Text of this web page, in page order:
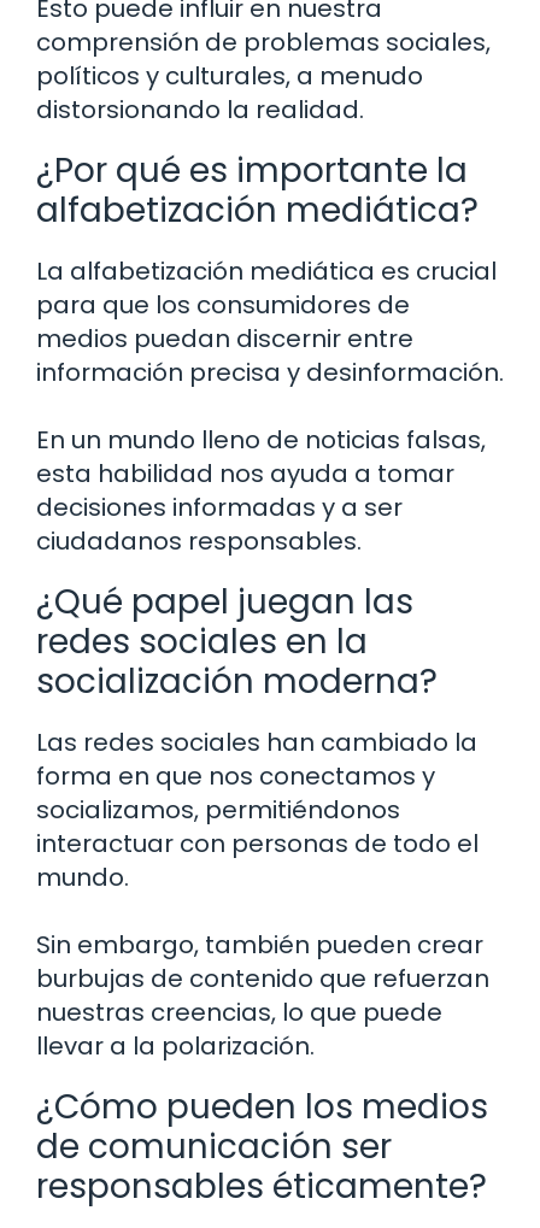
Esto puede influir en nuestra
comprensión de problemas sociales,
políticos y culturales, a menudo
distorsionando la realidad.
¿Por qué es importante la
alfabetización mediática?
La alfabetización mediática es crucial
para que los consumidores de
medios puedan discernir entre
información precisa y desinformación.
En un mundo lleno de noticias falsas,
esta habilidad nos ayuda a tomar
decisiones informadas y a ser
ciudadanos responsables.
¿Qué papel juegan las
redes sociales en la
socialización moderna?
Las redes sociales han cambiado la
forma en que nos conectamos y
socializamos, permitiéndonos
interactuar con personas de todo el
mundo.
Sin embargo, también pueden crear
burbujas de contenido que refuerzan
nuestras creencias, lo que puede
llevar a la polarización.
¿Cómo pueden los medios
de comunicación ser
responsables éticamente?